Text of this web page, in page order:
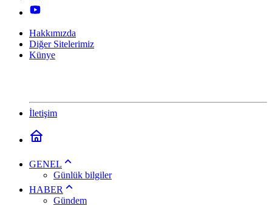
Hakkımızda
Diğer Sitelerimiz
Künye
İletişim
GENEL
Günlük bilgiler
HABER
Gündem